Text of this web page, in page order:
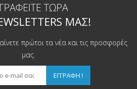
ΤΏΡΑ
ΜΑΣ!
πρώτοι τα νέα και τις προσφορές
μας.
ΕΓΓΡΑΦΉ !